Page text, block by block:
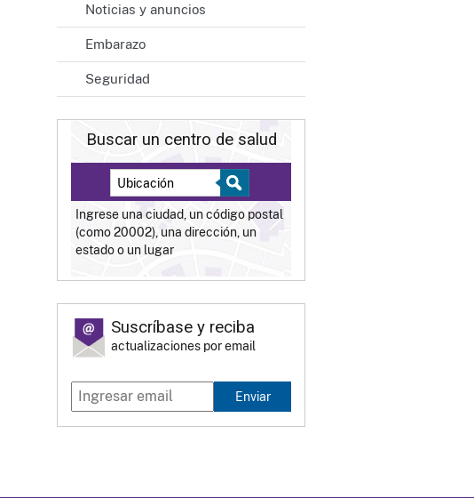
Noticias y anuncios
Embarazo
Seguridad
Buscar un centro de salud
Ingrese una ciudad, un código postal
(como 20002), una dirección, un
estado o un lugar
Suscríbase y reciba
actualizaciones por email
Enviar